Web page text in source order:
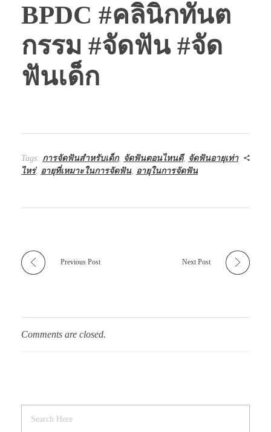
BPDC #คลินิกทันต
กรรม #จัดฟัน #จัด
ฟันเด็ก
Tags: การจัดฟันสำหรับเด็ก, จัดฟันตอนไหนดี, จัดฟันอายุเท่า
ไหร่, อายุที่เหมาะในการจัดฟัน, อายุในการจัดฟัน
Previous Post Next Post
Comments are closed.